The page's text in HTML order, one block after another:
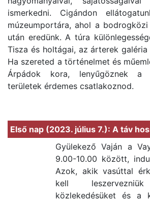
ismerkedni. Cigándon
múzeumportára, ahol a
után eredünk. A túra
Tisza és holtágai, az árterek
Ha szereted a történelmet és
Árpádok kora, lenyűgöznek a
területek érdemes csatlakoznod.
Első nap (2023. július 7.): A táv
Gyülekező Vaján a
9.00-10.00 között,
Azok, akik vasúttal
kell
közlekedésüket és a